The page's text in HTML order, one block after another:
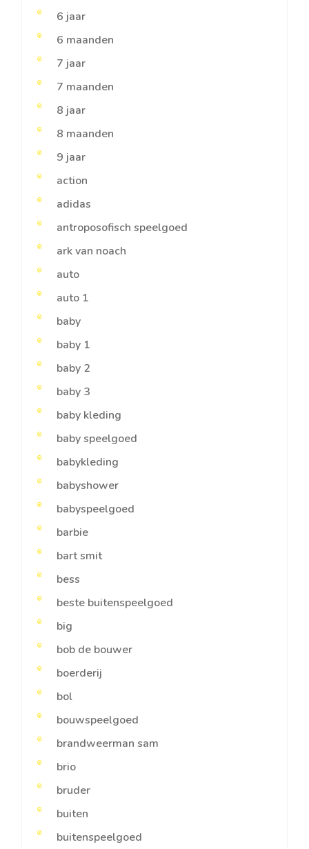
6 jaar
6 maanden
7 jaar
7 maanden
8 jaar
8 maanden
9 jaar
action
adidas
antroposofisch speelgoed
ark van noach
auto
auto 1
baby
baby 1
baby 2
baby 3
baby kleding
baby speelgoed
babykleding
babyshower
babyspeelgoed
barbie
bart smit
bess
beste buitenspeelgoed
big
bob de bouwer
boerderij
bol
bouwspeelgoed
brandweerman sam
brio
bruder
buiten
buitenspeelgoed